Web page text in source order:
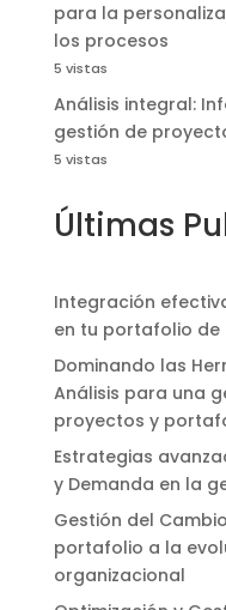
para la
los procesos
5 vistas
Análisis integral:
gestión de
5 vistas
Últimas
Integración
en tu portafolio de
Dominando las
Análisis para una
proyectos y
Estrategias
y Demanda en la
Gestión del
portafolio a la
organizacional